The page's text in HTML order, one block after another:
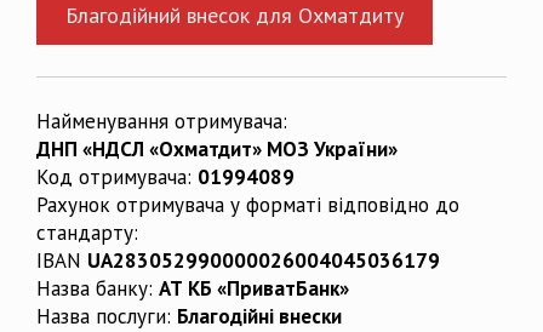
Благодійний внесок для Охматдиту
Найменування отримувача:
ДНП «НДСЛ «Охматдит» МОЗ України»
Код отримувача: 01994089
Рахунок отримувача у форматі відповідно до
стандарту:
IBAN UA283052990000026004045036179
Назва банку: АТ КБ «ПриватБанк»
Назва послуги: Благодійні внески